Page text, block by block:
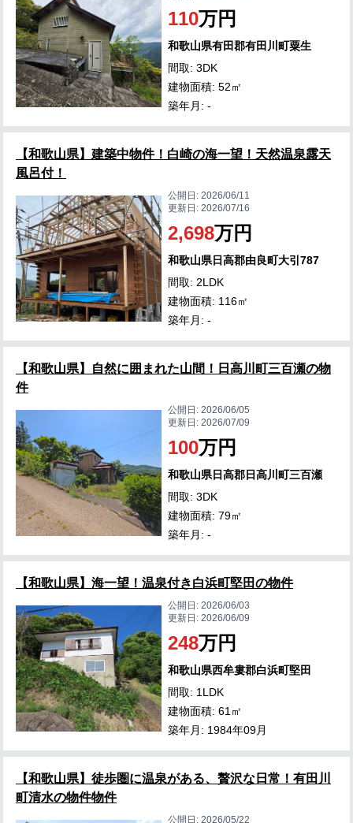
110万円
和歌山県有田郡有田川町粟生
間取: 3DK
建物面積: 52㎡
築年月: -
【和歌山県】建築中物件！白崎の海一望！天然温泉露天
風呂付！
公開日:2026/06/11
更新日:2026/07/16
2,698万円
和歌山県日高郡由良町大引787
間取: 2LDK
建物面積: 116㎡
築年月: -
【和歌山県】自然に囲まれた山間！日高川町三百瀬の物
件
公開日:2026/06/05
更新日:2026/07/09
100万円
和歌山県日高郡日高川町三百瀬
間取: 3DK
建物面積: 79㎡
築年月: -
【和歌山県】海一望！温泉付き白浜町堅田の物件
公開日:2026/06/03
更新日:2026/06/09
248万円
和歌山県西牟婁郡白浜町堅田
間取: 1LDK
建物面積: 61㎡
築年月: 1984年09月
【和歌山県】徒歩圏に温泉がある、贅沢な日常！有田川
町清水の物件物件
公開日:2026/05/22